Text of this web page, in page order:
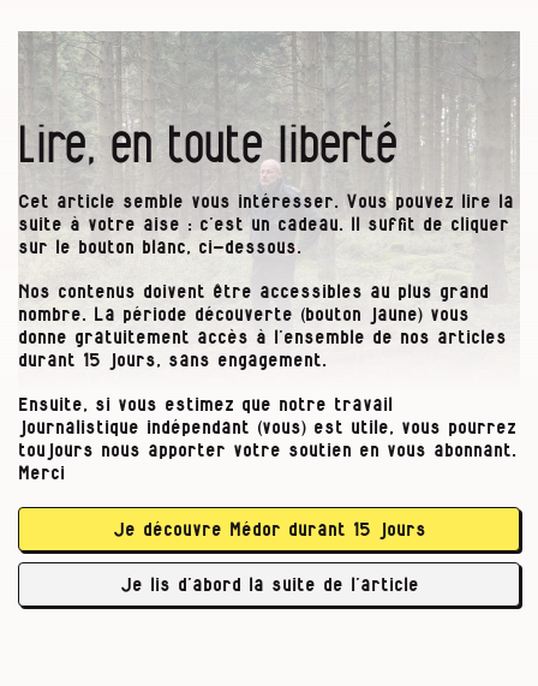
Yves Pieper, chef de cantonnement de Verviers pour le DNF.
Ici, c’est un des plus beaux endroits de
Fagnes, du côté de la Fagne des Deux Séries et
de la source d’une rivière courte mais
puissante, la Soor. Même quand le temps est
atroce, comme aujourd’hui, et que la …
Lire, en toute liberté
Cet article semble vous intéresser. Vous pouvez lire la
suite à votre aise : c’est un cadeau. Il suffit de cliquer
sur le bouton blanc, ci-dessous.
Nos contenus doivent être accessibles au plus grand
nombre. La période découverte (bouton jaune) vous
donne gratuitement accès à l’ensemble de nos articles
durant 15 jours, sans engagement.
Ensuite, si vous estimez que notre travail
journalistique indépendant (vous) est utile, vous pourrez
toujours nous apporter votre soutien en vous abonnant.
Merci
Je découvre Médor durant 15 jours
Je lis d’abord la suite de l’article